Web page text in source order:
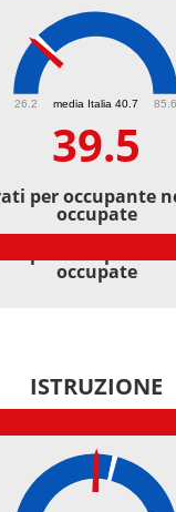
media Italia 40.7
26.2 85.6
39.5
per occupante
occupate
occupate
ISTRUZIONE